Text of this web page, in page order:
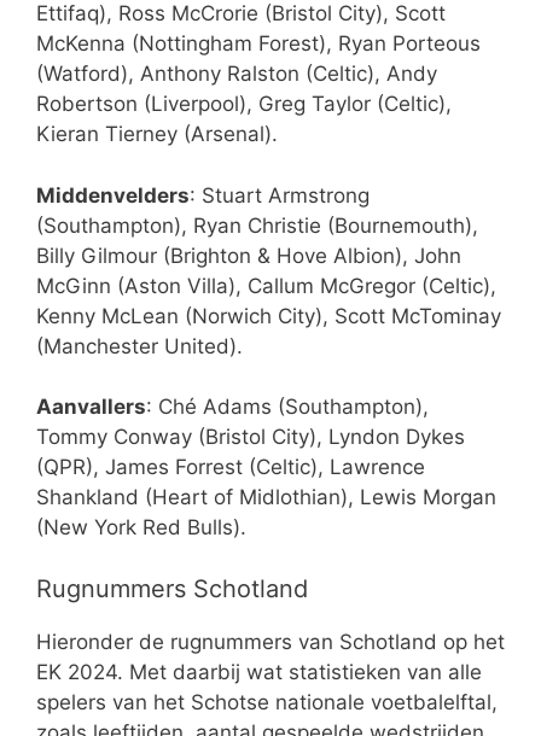
Ettifaq), Ross McCrorie (Bristol City), Scott
McKenna (Nottingham Forest), Ryan Porteous
(Watford), Anthony Ralston (Celtic), Andy
Robertson (Liverpool), Greg Taylor (Celtic),
Kieran Tierney (Arsenal).
Middenvelders: Stuart Armstrong
(Southampton), Ryan Christie (Bournemouth),
Billy Gilmour (Brighton & Hove Albion), John
McGinn (Aston Villa), Callum McGregor (Celtic),
Kenny McLean (Norwich City), Scott McTominay
(Manchester United).
Aanvallers: Ché Adams (Southampton),
Tommy Conway (Bristol City), Lyndon Dykes
(QPR), James Forrest (Celtic), Lawrence
Shankland (Heart of Midlothian), Lewis Morgan
(New York Red Bulls).
Rugnummers Schotland
Hieronder de rugnummers van Schotland op het
EK 2024. Met daarbij wat statistieken van alle
spelers van het Schotse nationale voetbalelftal,